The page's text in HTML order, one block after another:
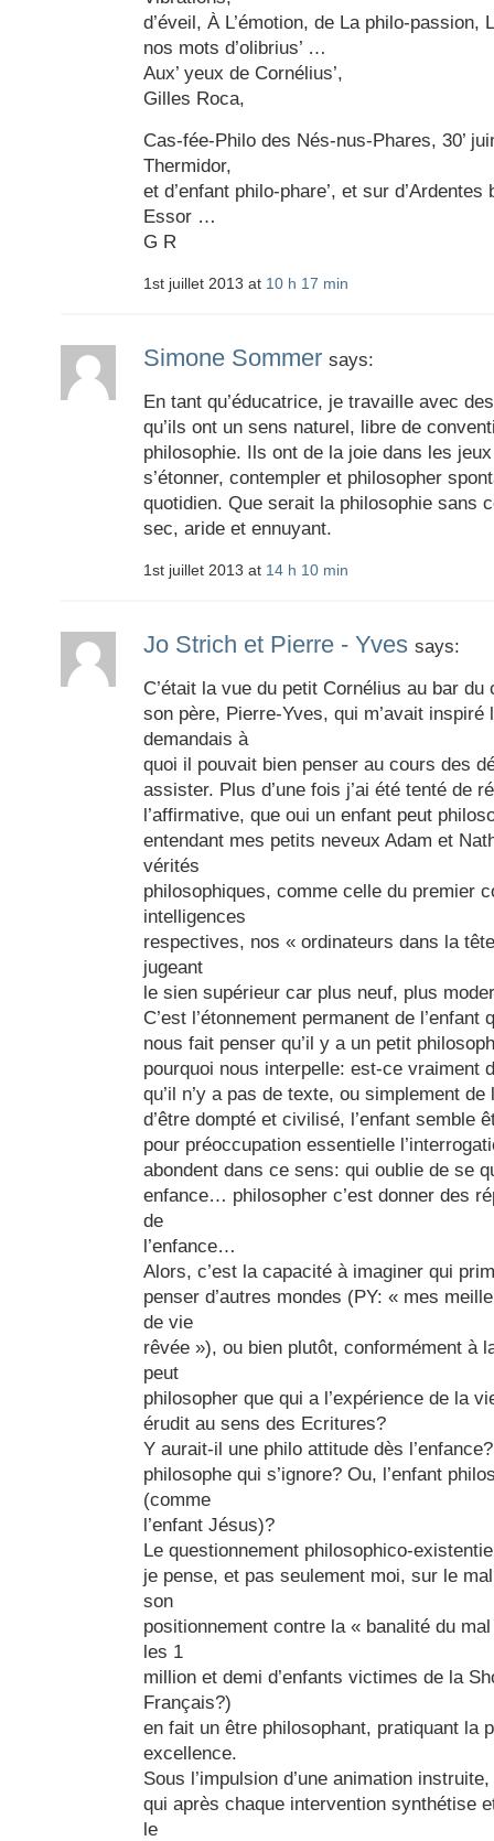
d’éveil, À L’émotion, de La philo-passion,
nos mots d’olibrius’ …
Aux’ yeux de Cornélius’,
Gilles Roca,
Cas-fée-Philo des Nés-nus-Phares, 30’
Thermidor,
et d’enfant philo-phare’, et sur
Essor …
G R
1st juillet 2013 at 10 h 17 min
Simone Sommer says:
En tant qu’éducatrice, je travaille avec
qu’ils ont un sens naturel, libre de
philosophie. Ils ont de la joie dans les
s’étonner, contempler et philosopher
quotidien. Que serait la philosophie sans
sec, aride et ennuyant.
1st juillet 2013 at 14 h 10 min
Jo Strich et Pierre - Yves says:
C’était la vue du petit Cornélius au bar
son père, Pierre-Yves, qui m’avait inspiré
demandais à
quoi il pouvait bien penser au cours des
assister. Plus d’une fois j’ai été tenté de
l’affirmative, que oui un enfant peut
entendant mes petits neveux Adam et
vérités
philosophiques, comme celle du premier
intelligences
respectives, nos « ordinateurs dans la
jugeant
le sien supérieur car plus neuf, plus
C’est l’étonnement permanent de
nous fait penser qu’il y a un petit
pourquoi nous interpelle: est-ce vraiment
qu’il n’y a pas de texte, ou simplement de
d’être dompté et civilisé, l’enfant semble
pour préoccupation essentielle
abondent dans ce sens: qui oublie de se
enfance… philosopher c’est donner des
de
l’enfance…
Alors, c’est la capacité à imaginer qui
penser d’autres mondes (PY: « mes
de vie
rêvée »), ou bien plutôt, conformément à
peut
philosopher que qui a l’expérience de la
érudit au sens des Ecritures?
Y aurait-il une philo attitude dès
philosophe qui s’ignore? Ou, l’enfant
(comme
l’enfant Jésus)?
Le questionnement philosophico-
je pense, et pas seulement moi, sur le
son
positionnement contre la « banalité du
les 1
million et demi d’enfants victimes de la
Français?)
en fait un être philosophant, pratiquant la
excellence.
Sous l’impulsion d’une animation
qui après chaque intervention synthétise
le